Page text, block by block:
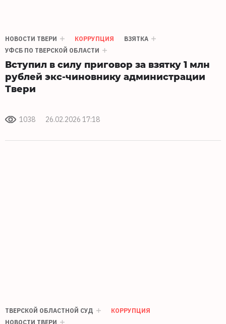
НОВОСТИ ТВЕРИ КОРРУПЦИЯ
ВЗЯТКА
УФСБ ПО ТВЕРСКОЙ ОБЛАСТИ
Вступил в силу приговор за взятку 1 млн
рублей экс-чиновнику администрации
Твери
1038 26.02.2026 17:18
ТВЕРСКОЙ ОБЛАСТНОЙ СУД
КОРРУПЦИЯ
НОВОСТИ ТВЕРИ